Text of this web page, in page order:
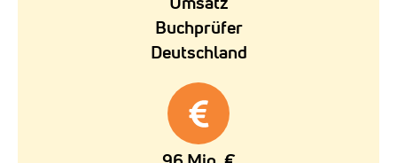
Buchprüfer
Deutschland